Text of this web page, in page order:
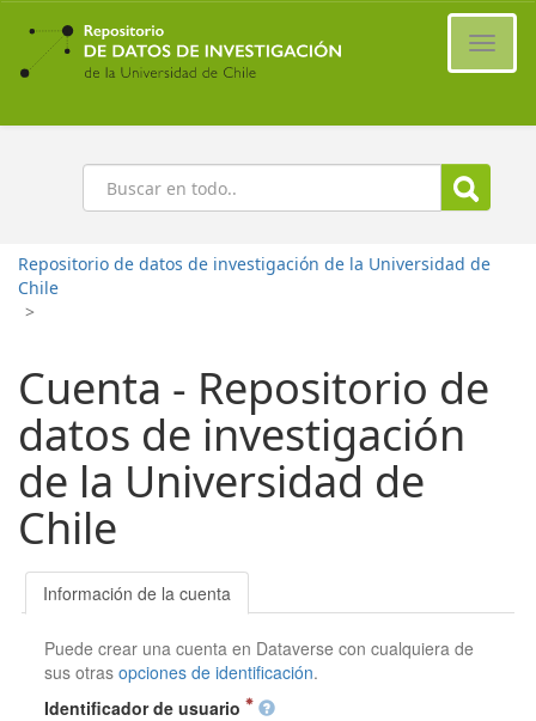
Ir
contenido
principal
Buscar
Repositorio de datos de investigación de la Universidad de
Chile
>
Cuenta - Repositorio de
datos de investigación
de la Universidad de
Chile
Información de la cuenta
Puede crear una cuenta en Dataverse con cualquiera de
sus otrasopciones de identificación.
Identificador de usuario